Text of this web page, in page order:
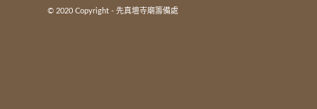
© 2020 Copyright - 先真壇寺廟籌備處